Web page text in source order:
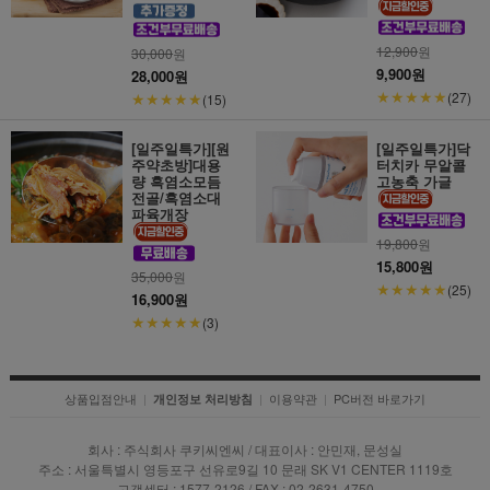
30,000원
28,000원
★★★★★(15)
12,900원
9,900원
★★★★★(27)
[일주일특가][원
주약초방]대용
량 흑염소모듬
전골/흑염소대
파육개장
35,000원
16,900원
★★★★★(3)
[일주일특가]닥
터치카 무알콜
고농축 가글
19,800원
15,800원
★★★★★(25)
상품입점안내 | 개인정보 처리방침 | 이용약관 | PC버전 바로가기
회사 : 주식회사 쿠키씨엔씨 / 대표이사 : 안민재, 문성실
주소 : 서울특별시 영등포구 선유로9길 10 문래 SK V1 CENTER 1119호